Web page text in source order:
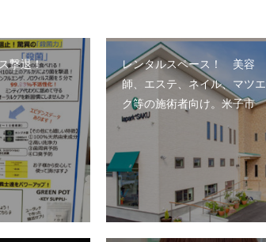
撃退！
レンタルスペース！ 美容
師、エステ、ネイル、マツエ
ク等の施術者向け。米子市